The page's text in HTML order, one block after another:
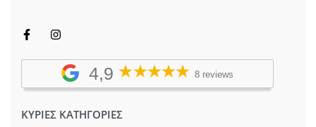
4,9 8 reviews
ΚΥΡΙΕΣ ΚΑΤΗΓΟΡΙΕΣ